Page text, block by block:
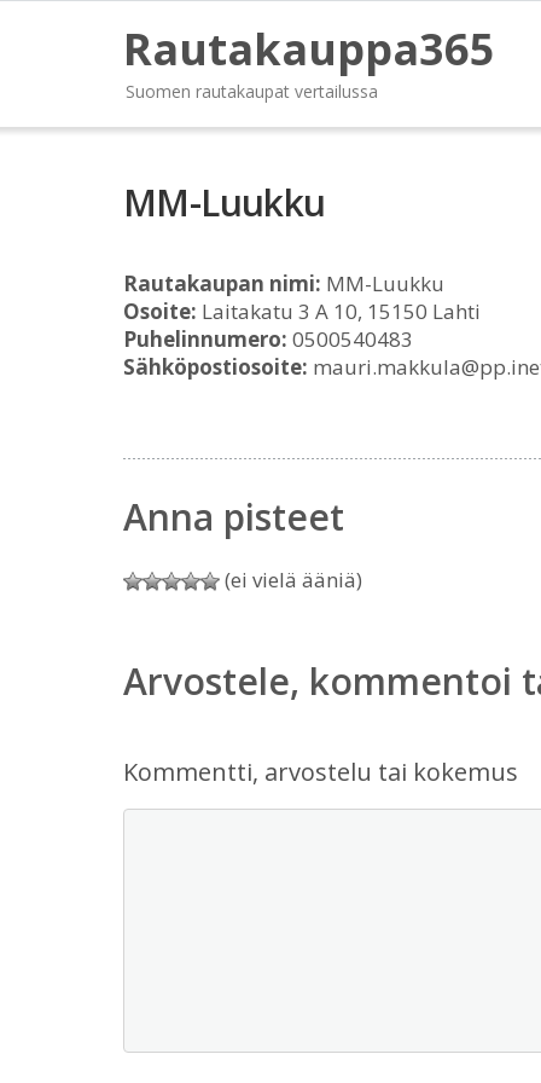
Rautakauppa365
Suomen rautakaupat vertailussa
MM-Luukku
Rautakaupan nimi: MM-Luukku
Osoite: Laitakatu 3 A 10, 15150 Lahti
Puhelinnumero: 0500540483
Sähköpostiosoite:
Anna pisteet
(ei vielä ääniä)
Arvostele, kommentoi
Kommentti, arvostelu tai kokemus